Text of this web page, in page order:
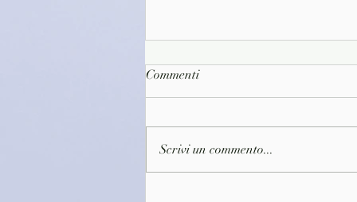
Commenti
Scrivi un commento...